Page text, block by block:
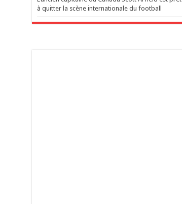
à quitter la scène internationale du football